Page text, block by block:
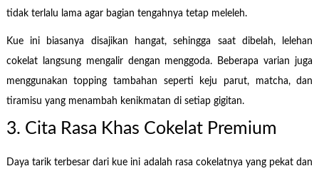
tidak terlalu lama agar bagian tengahnya tetap meleleh.
Kue ini biasanya disajikan hangat, sehingga saat dibelah, lelehan
cokelat langsung mengalir dengan menggoda. Beberapa varian juga
menggunakan topping tambahan seperti keju parut, matcha, dan
tiramisu yang menambah kenikmatan di setiap gigitan.
3. Cita Rasa Khas Cokelat Premium
Daya tarik terbesar dari kue ini adalah rasa cokelatnya yang pekat dan